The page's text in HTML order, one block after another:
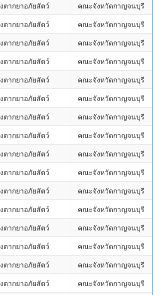
ตากยาอภัยสัตว์
คณะจังหวัดกาญจนบุรี
ตากยาอภัยสัตว์
คณะจังหวัดกาญจนบุรี
ตากยาอภัยสัตว์
คณะจังหวัดกาญจนบุรี
ตากยาอภัยสัตว์
คณะจังหวัดกาญจนบุรี
ตากยาอภัยสัตว์
คณะจังหวัดกาญจนบุรี
ตากยาอภัยสัตว์
คณะจังหวัดกาญจนบุรี
ตากยาอภัยสัตว์
คณะจังหวัดกาญจนบุรี
ตากยาอภัยสัตว์
คณะจังหวัดกาญจนบุรี
ตากยาอภัยสัตว์
คณะจังหวัดกาญจนบุรี
ตากยาอภัยสัตว์
คณะจังหวัดกาญจนบุรี
ตากยาอภัยสัตว์
คณะจังหวัดกาญจนบุรี
ตากยาอภัยสัตว์
คณะจังหวัดกาญจนบุรี
ตากยาอภัยสัตว์
คณะจังหวัดกาญจนบุรี
ตากยาอภัยสัตว์
คณะจังหวัดกาญจนบุรี
ตากยาอภัยสัตว์
คณะจังหวัดกาญจนบุรี
ตากยาอภัยสัตว์ คณะจังหวัดกาญจนบุรี